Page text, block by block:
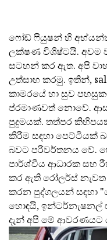
ෆෝඩ් ෆියුෂන් හි
ලක්ෂණ විශිෂ්ටයි.
සටහන් කර ඇත. අපි
උත්සාහ කරමු. ඉතින්,
කාමරයේ හා සුව
ප්රමාණවත් නොවේ.
පුදුමයක්. තත්පර
කිරීම සඳහා පෙට්ටියක්
බවට පරිවර්තනය වේ.
පාර්ශ්වීය ආධාරක සහ
කර ඇති රෝලර්ස් නැවත
කරන පුද්ගලයන් සඳහා
හොඳයි, ඉන්ටර්නැෂනල්
දැන් අපි මේ